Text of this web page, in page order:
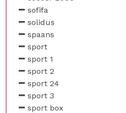
sofifa
solidus
spaans
sport
sport 1
sport 2
sport 24
sport 3
sport box